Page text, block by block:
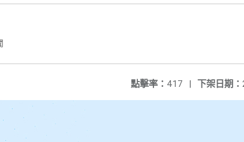
下架日期：
點擊率： 417 |